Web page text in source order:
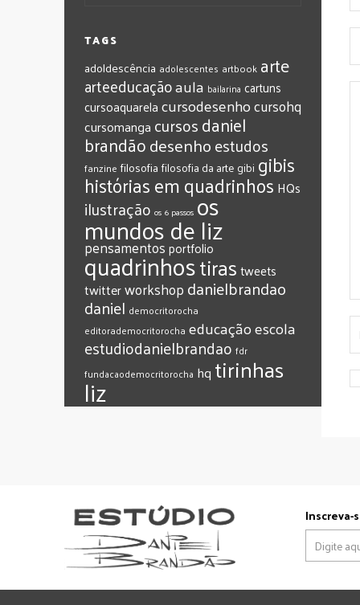
TAGS
adoldescência adolescentes artbook arte
arteeducaçãoaula bailarina cartuns
cursoaquarelacursodesenhocursohq
cursomanga cursosdaniel
brandãodesenhoestudos
fanzine filosofia filosofia da arte gibi gibis
histórias em quadrinhos HQs
ilustração os 6 passos os
mundos de liz
pensamentosportfolio
quadrinhostirastweets
twitterworkshop‎danielbrandao‬
‎daniel‬ ‎democritorocha
‎editorademocritorocha ‎educação‎escola
‎estudiodanielbrandao ‎fdr
‎fundacaodemocritorocha ‎hq ‎tirinhas
‪‎liz
Inscreva-